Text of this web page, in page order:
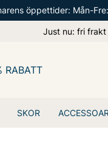
öppettider: Mån-
Just nu: fri
SKOR
RABATT